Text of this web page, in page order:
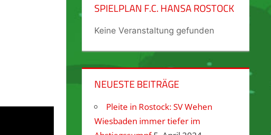
SPIELPLAN F.C. HANSA ROSTOCK
Keine Veranstaltung gefunden
NEUESTE BEITRÄGE
Pleite in Rostock: SV Wehen
Wiesbaden immer tiefer im